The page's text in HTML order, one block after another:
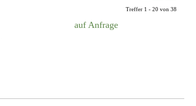
Treffer 1 - 20 von 38
auf Anfrage